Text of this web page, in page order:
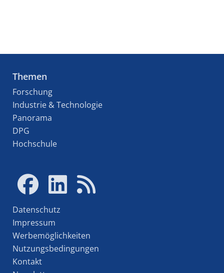
Themen
Forschung
Industrie & Technologie
Panorama
DPG
Hochschule
Datenschutz
Impressum
Werbemöglichkeiten
Nutzungsbedingungen
Kontakt